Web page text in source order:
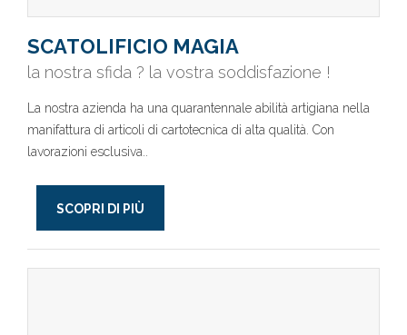
SCATOLIFICIO MAGIA
la nostra sfida ? la vostra soddisfazione !
La nostra azienda ha una quarantennale abilità artigiana nella
manifattura di articoli di cartotecnica di alta qualità. Con
lavorazioni esclusiva..
SCOPRI DI PIÙ